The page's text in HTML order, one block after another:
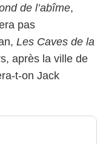
de l’abîme,
pas
Les Caves de la
après la ville de
t-on Jack